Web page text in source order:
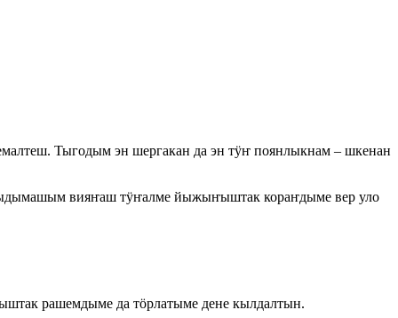
Тыгодым эн шергакан да эн тӱҥ поянлыкнам – шкенан
вияҥаш тӱҥалме йыжыҥыштак кораҥдыме вер уло
рашемдыме да тӧрлатыме дене кылдалтын.